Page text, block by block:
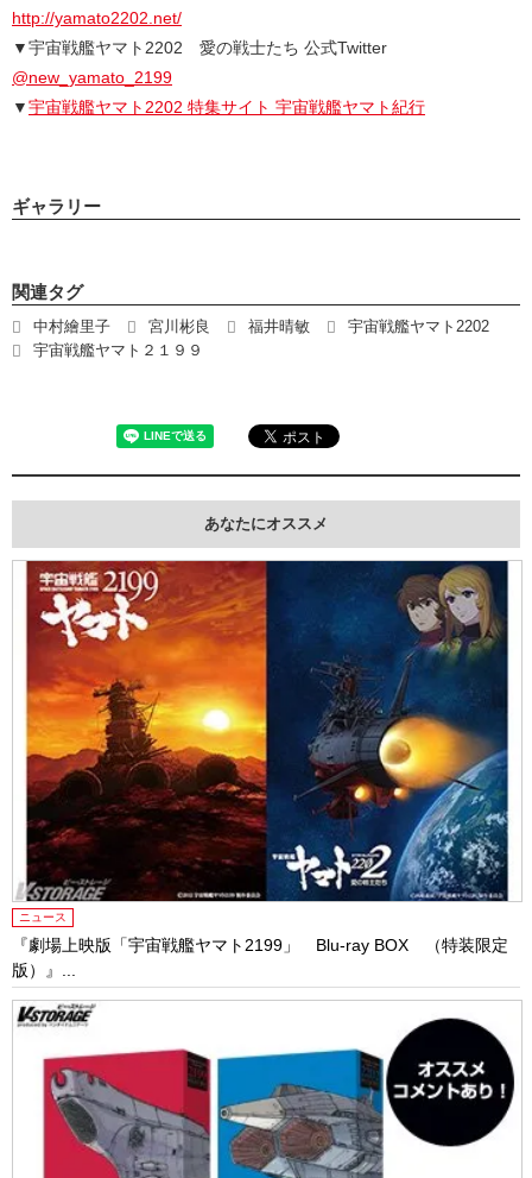
http://yamato2202.net/
▼宇宙戦艦ヤマト2202 愛の戦士たち 公式Twitter
@new_yamato_2199
▼宇宙戦艦ヤマト2202 特集サイト 宇宙戦艦ヤマト紀行
ギャラリー
関連タグ
中村繪里子 宮川彬良 福井晴敏
宇宙戦艦ヤマト2202
宇宙戦艦ヤマト２１９９
あなたにオススメ
ニュース
『劇場上映版「宇宙戦艦ヤマト2199」 Blu-ray BOX （特装限定
版）』...